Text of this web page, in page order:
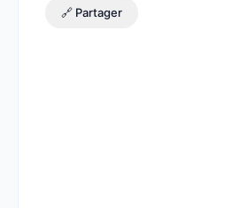
🔗 Partager